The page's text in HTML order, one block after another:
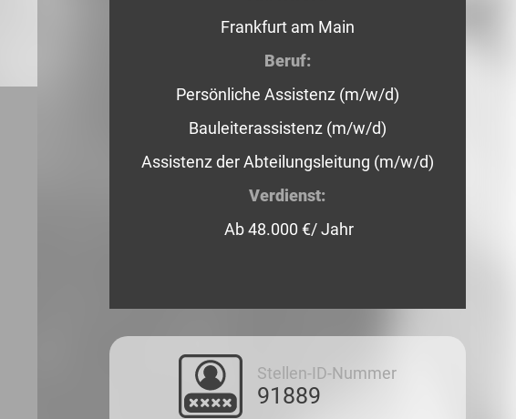
Frankfurt am Main
Beruf:
Persönliche Assistenz (m/w/d)
Bauleiterassistenz (m/w/d)
Assistenz der Abteilungsleitung (m/w/d)
Verdienst:
Ab 48.000 €/ Jahr
Stellen-ID-Nummer
91889